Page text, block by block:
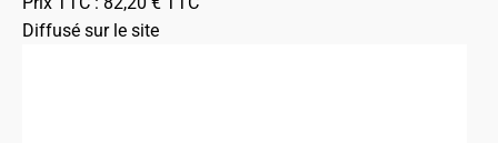
Diffusé sur le site